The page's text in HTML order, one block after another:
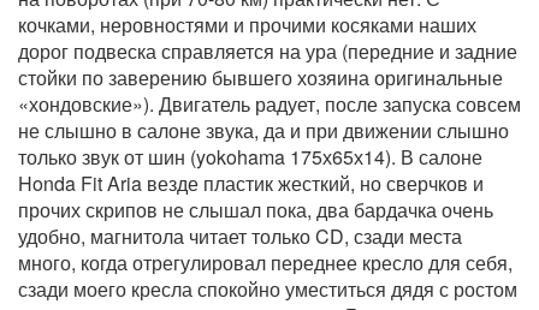
кочками, неровностями и прочими косяками наших
дорог подвеска справляется на ура (передние и задние
стойки по заверению бывшего хозяина оригинальные
«хондовские»). Двигатель радует, после запуска совсем
не слышно в салоне звука, да и при движении слышно
только звук от шин (yokohama 175х65х14). В салоне
Honda Fit Aria везде пластик жесткий, но сверчков и
прочих скрипов не слышал пока, два бардачка очень
удобно, магнитола читает только CD, сзади места
много, когда отрегулировал переднее кресло для себя,
сзади моего кресла спокойно уместиться дядя с ростом